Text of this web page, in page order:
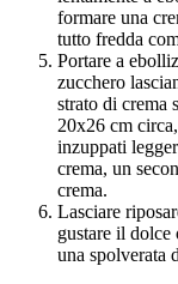
formare una
tutto fredda
Portare a
zucchero
strato di crema
20x26 cm
inzuppati
crema, un
crema.
Lasciare
gustare il dolce
una spolverata